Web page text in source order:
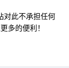
对此不承担任何
多的便利！